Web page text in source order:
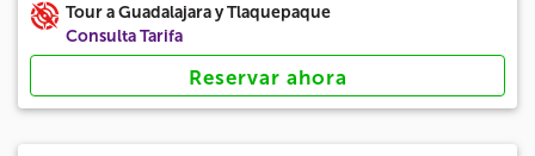
Tour a Guadalajara y Tlaquepaque
Consulta Tarifa
Reservar ahora